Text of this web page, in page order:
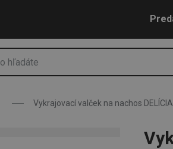
Vykrajovací valček na nachos DELÍCIA